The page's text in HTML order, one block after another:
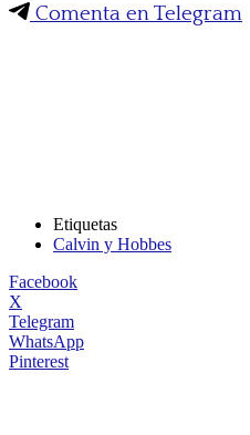
Comenta en Telegram
Etiquetas
Calvin y Hobbes
Facebook
X
Telegram
WhatsApp
Pinterest